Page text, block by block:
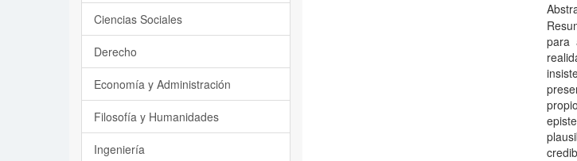
para
Ciencias Sociales
Derecho
Economía y Administración
Filosofía y Humanidades
Ingeniería